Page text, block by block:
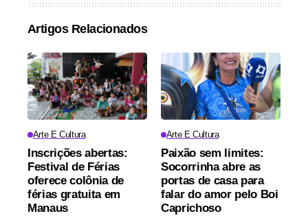
Artigos Relacionados
Arte E Cultura
Inscrições abertas:
Festival de Férias
oferece colônia de
férias gratuita em
Manaus
Arte E Cultura
Paixão sem limites:
Socorrinha abre as
portas de casa para
falar do amor pelo Boi
Caprichoso